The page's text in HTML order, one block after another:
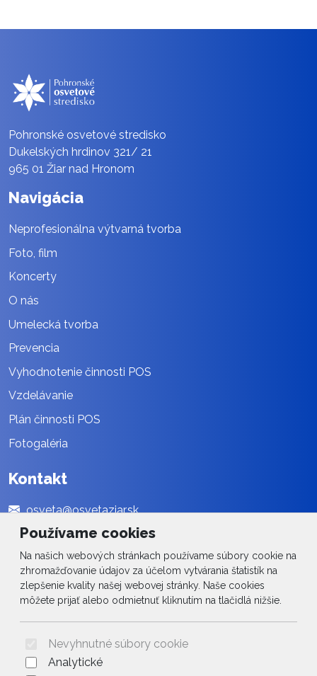
Používame cookies
Na našich webových stránkach používame súbory cookie na
zhromažďovanie údajov za účelom vytvárania štatistík na
zlepšenie kvality našej webovej stránky. Naše cookies
môžete prijať alebo odmietnuť kliknutím na tlačidlá nižšie.
Nevyhnutné súbory cookie
Analytické
Pohronské osvetové stredisko
Dukelských hrdinov 321/ 21
965 01 Žiar nad Hronom
Navigácia
Neprofesionálna výtvarná tvorba
Foto, film
Koncerty
O nás
Umelecká tvorba
Prevencia
Vyhodnotenie činnosti POS
Vzdelávanie
Plán činnosti POS
Fotogaléria
Kontakt
osveta@osvetaziar.sk
045 / 678 13 01
Social
Facebook